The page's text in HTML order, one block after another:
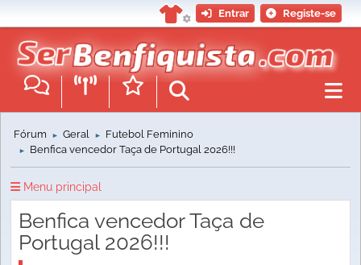
Entrar Registe-se
Fórum ► Geral ► Futebol Feminino
► Benfica vencedor Taça de Portugal 2026!!!
Menu principal
Benfica vencedor Taça de
Portugal 2026!!!